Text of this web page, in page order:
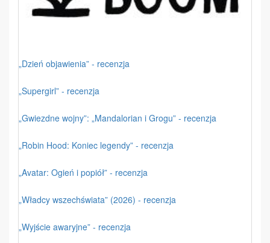
„Dzień objawienia” - recenzja
„Supergirl” - recenzja
„Gwiezdne wojny”: „Mandalorian i Grogu” - recenzja
„Robin Hood: Koniec legendy” - recenzja
„Avatar: Ogień i popiół” - recenzja
„Władcy wszechświata” (2026) - recenzja
„Wyjście awaryjne” - recenzja